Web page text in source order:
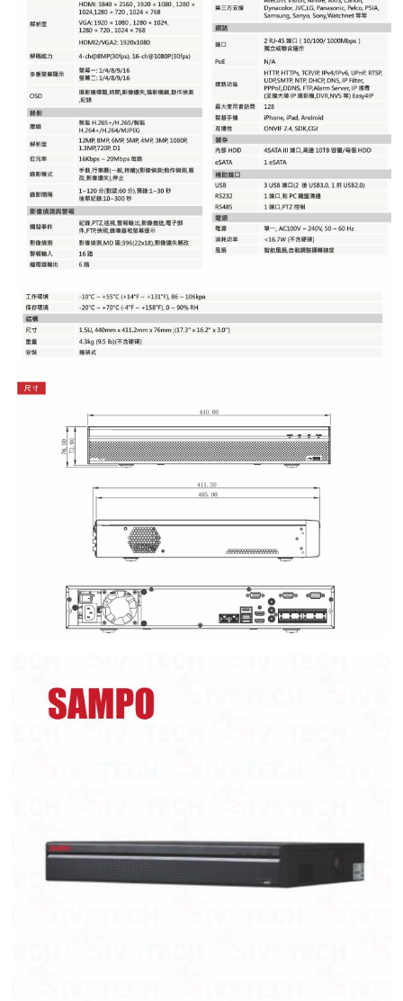
電動遮陽簾系列
監控系統系列
影視對講整合系統系列
數位看板系列